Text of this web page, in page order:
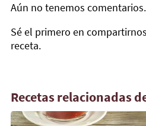
Aún no tenemos comentarios.
Sé el primero en
receta.
Recetas relacionadas